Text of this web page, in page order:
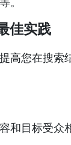
佳实践
高您在搜索
和目标受众